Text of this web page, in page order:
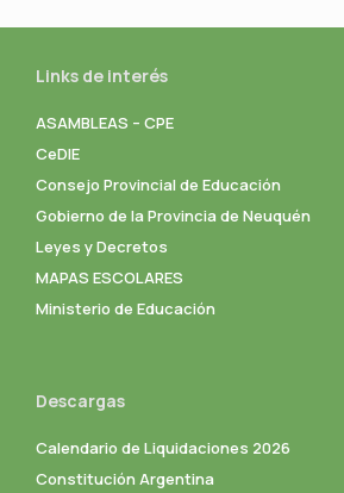
Links de interés
ASAMBLEAS – CPE
CeDIE
Consejo Provincial de Educación
Gobierno de la Provincia de Neuquén
Leyes y Decretos
MAPAS ESCOLARES
Ministerio de Educación
Descargas
Calendario de Liquidaciones 2026
Constitución Argentina